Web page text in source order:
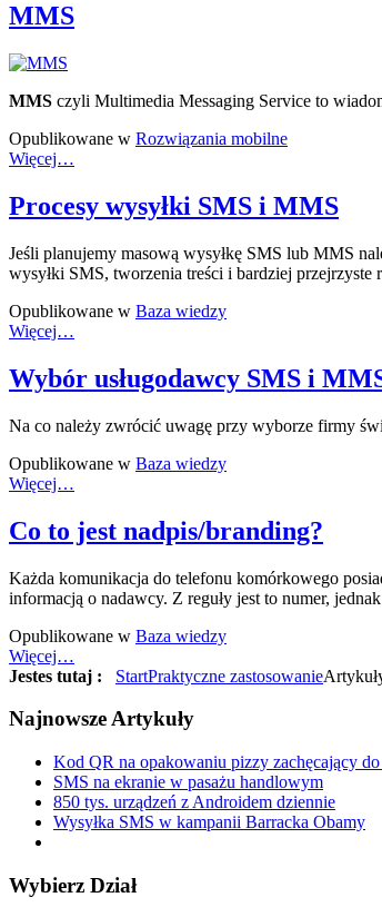
MMS
MMS czyli Multimedia Messaging Service to
Opublikowane w Rozwiązania mobilne
Więcej…
Procesy wysyłki SMS i MMS
Jeśli planujemy masową wysyłkę SMS lub MMS
wysyłki SMS, tworzenia treści i bardziej
Opublikowane w Baza wiedzy
Więcej…
Wybór usługodawcy SMS i
Na co należy zwrócić uwagę przy wyborze firmy
Opublikowane w Baza wiedzy
Więcej…
Co to jest nadpis/branding?
Każda komunikacja do telefonu komórkowego
informacją o nadawcy. Z reguły jest to numer,
Opublikowane w Baza wiedzy
Więcej…
Jestes tutaj :
StartPraktyczne zastosowanie
NajnowszeArtykuły
Kod QR na opakowaniu pizzy zachęcający
SMS na ekranie w pasażu handlowym
850 tys. urządzeń z Androidem dziennie
Wysyłka SMS w kampanii Barracka Obamy
Wybierz Dział